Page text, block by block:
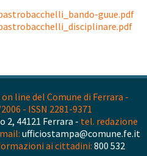
guue.pdf
line del Comune di Ferrara -
- ISSN 2281-9371
2, 44121 Ferrara - tel. redazione
ufficiostampa@comune.fe.it
ai cittadini: 800 532